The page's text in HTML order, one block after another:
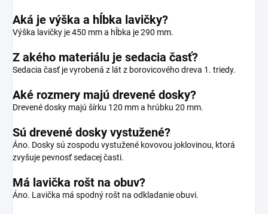
Aká je výška a hĺbka lavičky?
Výška lavičky je 450 mm a hĺbka je 290 mm.
Z akého materiálu je sedacia časť?
Sedacia časť je vyrobená z lát z borovicového dreva 1. triedy.
Aké rozmery majú drevené dosky?
Drevené dosky majú šírku 120 mm a hrúbku 20 mm.
Sú drevené dosky vystužené?
Áno. Dosky sú zospodu vystužené kovovou joklovinou, ktorá
zvyšuje pevnosť sedacej časti.
Má lavička rošt na obuv?
Áno. Lavička má spodný rošt na odkladanie obuvi.